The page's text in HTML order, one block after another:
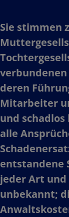
Sie stimmen
deren
Mitarbeiter
und
alle
entstandene
jeder Art
unbekannt;